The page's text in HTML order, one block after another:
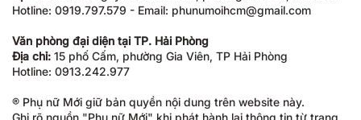
Hotline: 0919.797.579 - Email: phunumoihcm@gmail.com
Văn phòng đại diện tại TP. Hải Phòng
Địa chỉ: 15 phố Cấm, phường Gia Viên, TP Hải Phòng
Hotline: 0913.242.977
® Phụ nữ Mới giữ bản quyền nội dung trên website này.
Ghi rõ nguồn "Phụ nữ Mới" khi phát hành lại thông tin từ trang